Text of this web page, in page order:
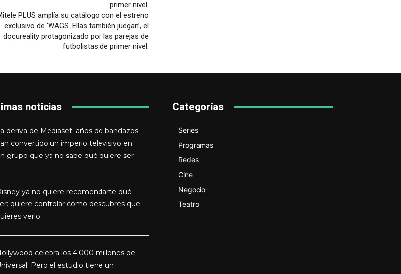
PLUS amplía su catálogo con el estreno
exclusivo de ‘WAGS. Ellas también juegan’, el
docureality protagonizado por las parejas de
futbolistas de primer nivel.
noticias
deriva de Mediaset: años de bandazos
convertido un imperio televisivo en
grupo que ya no sabe qué quiere ser
ya no quiere recomendarte qué
quiere controlar cómo descubres que
verlo
celebra los 4.000 millones de
Pero el estudio tiene un
Categorías
Series
Programas
Redes
Cine
Negocio
Teatro